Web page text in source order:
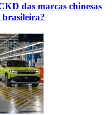
das marcas chinesas